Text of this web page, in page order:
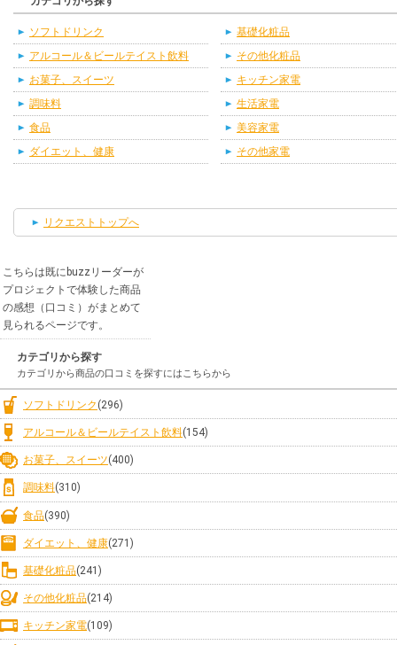
ソフトドリンク
アルコール＆ビールテイスト飲料
お菓子、スイーツ
調味料
食品
ダイエット、健康
基礎化粧品
その他化粧品
キッチン家電
生活家電
美容家電
その他家電
リクエストトップへ
こちらは既にbuzzリーダーが
プロジェクトで体験した商品
の感想（口コミ）がまとめて
見られるページです。
カテゴリから探す
カテゴリから商品の口コミを探すにはこちらから
ソフトドリンク (296)
アルコール＆ビールテイスト飲料(154)
お菓子、スイーツ(400)
調味料(310)
食品(390)
ダイエット、健康(271)
基礎化粧品(241)
その他化粧品(214)
キッチン家電(109)